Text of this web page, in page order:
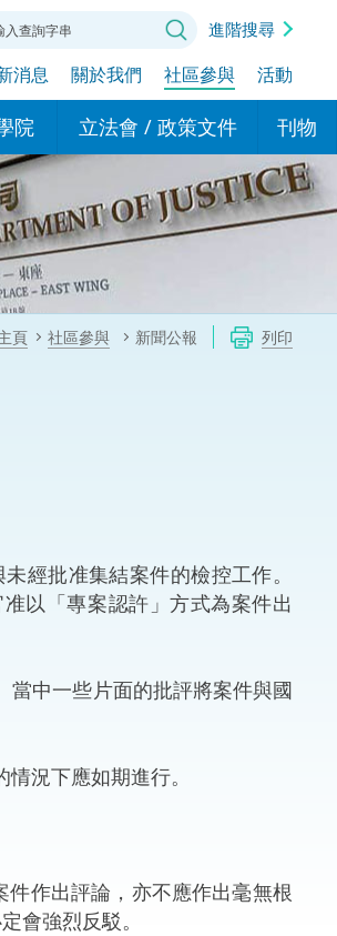
語)
進階搜尋
消息 關於我們 社區參與 活動
院
設項
立法會 / 政策文件
現行政策措施
政策文件
特別財務委員會
刊物
基本
民事
維護
相互
頁 社區參與 新聞公報 列印
批准集結案件的檢控工作。
以「專案認許」方式為案件出
中一些片面的批評將案件與國
況下應如期進行。
作出評論，亦不應作出毫無根
會強烈反駁。